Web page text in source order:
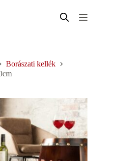
Borászati kellék